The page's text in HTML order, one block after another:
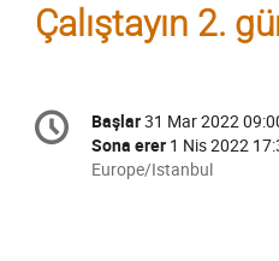
Çalıştayın 2.
Conference
information
Tarih/Zaman
Başlar31 Mar 2022
Sona erer 1 Nis 2022
All
Europe/Istanbul